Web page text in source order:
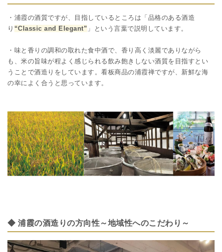
・浦霞の酒質ですが、目指しているところは「品格のある酒造
り “Classic and Elegant” 」という言葉で説明しています。
・味と香りの調和の取れた食中酒で、香り高く淡麗でありながら
も、米の旨味が程よく感じられる飲み飽きしない酒質を目指すとい
うことで酒造りをしています。看板商品の浦霞禅ですが、新鮮な海
の幸によく合うと思っています。
◆ 浦霞の酒造りの方向性～地域性へのこだわり～